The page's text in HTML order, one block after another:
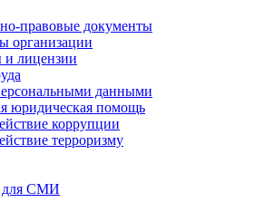
правовые документы
организации
и лицензии
данными
юридическая помощь
коррупции
терроризму
для СМИ